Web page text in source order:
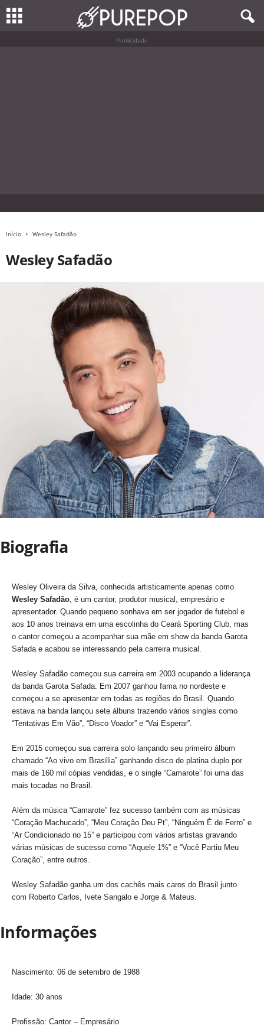
Publicidade
Início Wesley Safadão
Wesley Safadão
Biografia
Wesley Oliveira da Silva, conhecida artisticamente apenas como
Wesley Safadão, é um cantor, produtor musical, empresário e
apresentador. Quando pequeno sonhava em ser jogador de futebol e
aos 10 anos treinava em uma escolinha do Ceará Sporting Club, mas
o cantor começou a acompanhar sua mãe em show da banda Garota
Safada e acabou se interessando pela carreira musical.
Wesley Safadão começou sua carreira em 2003 ocupando a liderança
da banda Garota Safada. Em 2007 ganhou fama no nordeste e
começou a se apresentar em todas as regiões do Brasil. Quando
estava na banda lançou sete álbuns trazendo vários singles como
“Tentativas Em Vão”, “Disco Voador” e “Vai Esperar”.
Em 2015 começou sua carreira solo lançando seu primeiro álbum
chamado “Ao vivo em Brasília” ganhando disco de platina duplo por
mais de 160 mil cópias vendidas, e o single “Camarote” foi uma das
mais tocadas no Brasil.
Além da música “Camarote” fez sucesso também com as músicas
“Coração Machucado”, “Meu Coração Deu Pt”, “Ninguém É de Ferro” e
“Ar Condicionado no 15” e participou com vários artistas gravando
várias músicas de sucesso como “Aquele 1%” e “Você Partiu Meu
Coração”, entre outros.
Wesley Safadão ganha um dos cachês mais caros do Brasil junto
com Roberto Carlos, Ivete Sangalo e Jorge & Mateus.
Informações
Nascimento: 06 de setembro de 1988
Idade: 30 anos
Profissão: Cantor – Empresário